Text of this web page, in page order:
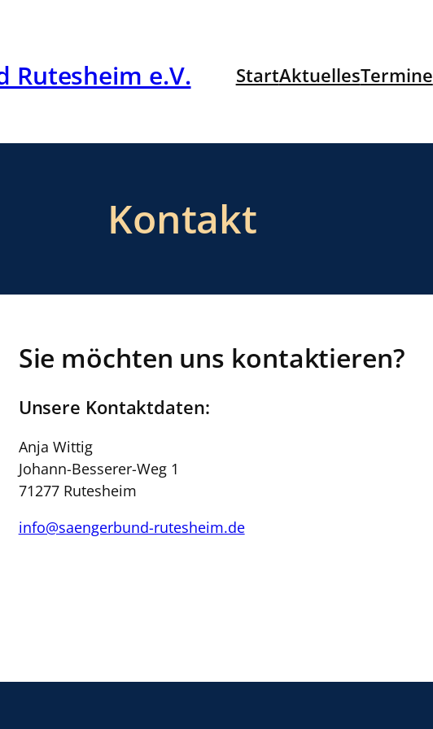
Rutesheim e.V. StartAktuellesTermine
Kontakt
Sie möchten uns kontaktieren?
Unsere Kontaktdaten:
Anja Wittig
Johann-Besserer-Weg 1
71277 Rutesheim
info@saengerbund-rutesheim.de